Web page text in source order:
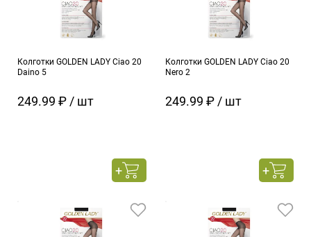
Колготки GOLDEN LADY Ciao 20
Daino 5
249.99 ₽ / шт
Колготки GOLDEN LADY Ciao 20
Nero 2
249.99 ₽ / шт